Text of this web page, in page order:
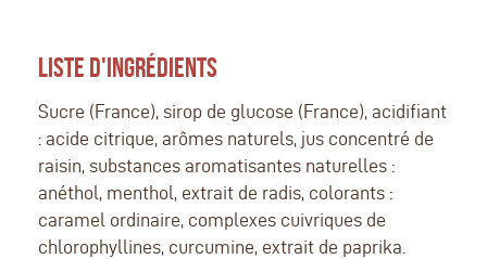
LISTE D'INGRÉDIENTS
Sucre (France), sirop de glucose (France), acidifiant
: acide citrique, arômes naturels, jus concentré de
raisin, substances aromatisantes naturelles :
anéthol, menthol, extrait de radis, colorants :
caramel ordinaire, complexes cuivriques de
chlorophyllines, curcumine, extrait de paprika.